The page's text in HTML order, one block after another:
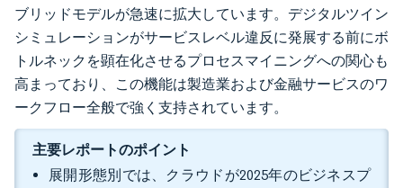
ブリッドモデルが急速に拡大しています。デジタルツイン
シミュレーションがサービスレベル違反に発展する前にボ
トルネックを顕在化させるプロセスマイニングへの関心も
高まっており、この機能は製造業および金融サービスのワ
ークフロー全般で強く支持されています。
主要レポートのポイント
展開形態別では、クラウドが2025年のビジネスプ